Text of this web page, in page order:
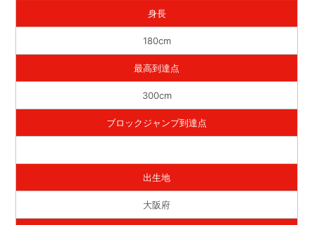
身長
180cm
最高到達点
300cm
ブロックジャンプ到達点
出生地
大阪府